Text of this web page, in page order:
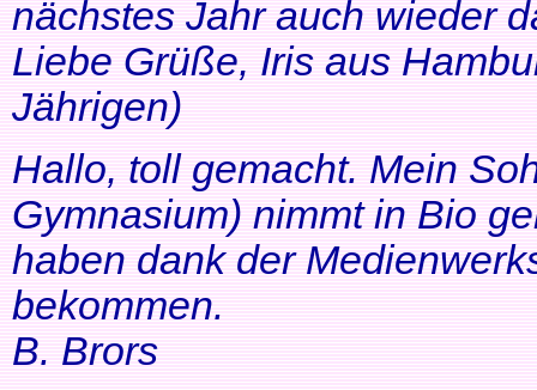
nächstes Jahr auch wieder
Liebe Grüße, Iris aus
Jährigen)
Hallo, toll gemacht. Mein
Gymnasium) nimmt in Bio
haben dank der
bekommen.
B. Brors